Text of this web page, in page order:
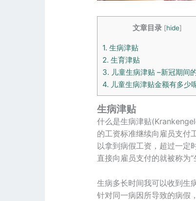
文章目录 [hide]
1. 生病津贴
2. 生育津贴
3. 儿童生病津贴 –新冠期间
4. 儿童生病津贴金额有多少
生病津贴
什么是生病津贴
的工资标准继续向雇员支
以拿到病假工资，超过一定
直接向雇员支付的就被称为“
生病多长时间我可以收到生
针对同一病因所导致的病假